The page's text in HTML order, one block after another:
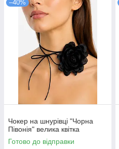
–40%
Чокер на шнурівці "Чорна
Півонія" велика квітка
Готово до відправки